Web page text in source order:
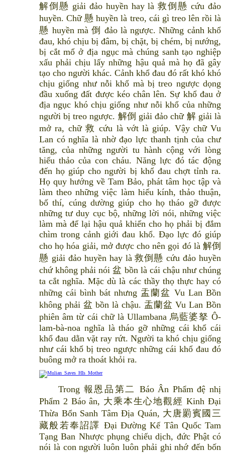
解倒懸 giải đảo huyền hay là 救倒懸 cứu đảo
huyền. Chữ 懸 huyền là treo, cái gì treo lên rồi là
懸 huyền mà 倒 đảo là ngược. Những cảnh khổ
đau, khó chịu bị đâm, bị chặt, bị chém, bị nướng,
bị cắt mổ ở địa ngục mà chúng sanh tạo nghiệp
xấu phải chịu lấy những hậu quả mà họ đã gây
tạo cho người khác. Cảnh khổ đau đó rất khó khó
chịu giống như nỗi khổ mà bị treo ngược dọng
đầu xuống đất được kéo chân lên. Sự khổ đau ở
địa ngục khó chịu giống như nỗi khổ của những
người bị treo ngược. 解倒 giải đảo chữ 解 giải là
mở ra, chữ 救 cứu là vớt là giúp. Vậy chữ Vu
Lan có nghĩa là nhờ đạo lực thanh tịnh của chư
tăng, của những người tu hành cộng với lòng
hiếu thảo của con cháu. Năng lực đó tác động
đến họ giúp cho người bị khổ đau chợt tỉnh ra.
Họ quy hướng về Tam Bảo, phát tâm học tập và
làm theo những việc làm hiếu kính, thảo thuận,
bố thí, cúng dường giúp cho họ tháo gỡ được
những tư duy cục bộ, những lời nói, những việc
làm mà để lại hậu quả khiến cho họ phải bị đắm
chìm trong cảnh giới đau khổ. Đạo lực đó giúp
cho họ hóa giải, mở được cho nên gọi đó là 解倒
懸 giải đảo huyền hay là 救倒懸 cứu đảo huyền
chứ không phải nói 盆 bồn là cái chậu như chúng
ta cắt nghĩa. Mặc dù là các thầy thọ thực hay có
những cái bình bát nhưng 盂蘭盆 Vu Lan Bồn
không phải 盆 bồn là chậu. 盂蘭盆 Vu Lan Bồn
phiên âm từ cái chữ là Ullambana 烏藍婆拏 Ô-
lam-bà-noa nghĩa là tháo gỡ những cái khổ cái
khổ đau dằn vặt ray rứt. Người ta khó chịu giống
như cái khổ bị treo ngược những cái khổ đau đó
buông mở ra thoát khỏi ra.
Trong 報恩品第二 Báo Ân Phẩm đệ nhị
Phẩm 2 Báo ân, 大乘本生心地觀經 Kinh Đại
Thừa Bổn Sanh Tâm Địa Quán, 大唐罽賓國三
藏般若奉詔譯 Đại Đường Kế Tân Quốc Tam
Tạng Ban Nhược phụng chiếu dịch, đức Phật có
nói là con người luôn luôn phải ghi nhớ đến bốn